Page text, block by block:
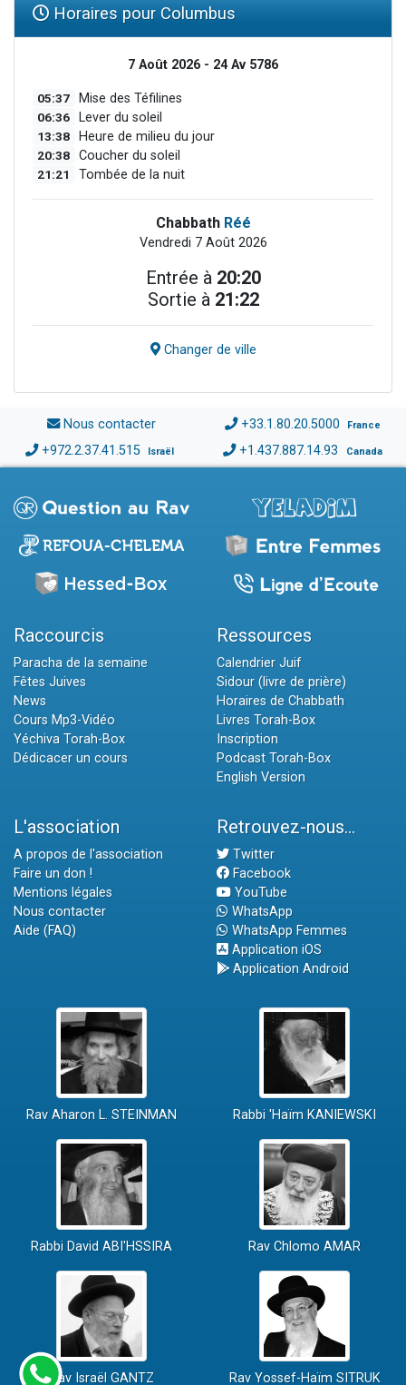
Horaires pour Columbus
7 Août 2026 - 24 Av 5786
05:37 Mise des Téfilines
06:36 Lever du soleil
13:38 Heure de milieu du jour
20:38 Coucher du soleil
21:21 Tombée de la nuit
Chabbath Réé
Vendredi 7 Août 2026
Entrée à 20:20
Sortie à 21:22
Changer de ville
Nous contacter +33.1.80.20.5000 France
+972.2.37.41.515 Israël +1.437.887.14.93 Canada
Raccourcis
Paracha de la semaine
Fêtes Juives
News
Cours Mp3-Vidéo
Yéchiva Torah-Box
Dédicacer un cours
Ressources
Calendrier Juif
Sidour (livre de prière)
Horaires de Chabbath
Livres Torah-Box
Inscription
Podcast Torah-Box
English Version
L'association
A propos de l'association
Faire un don !
Mentions légales
Nous contacter
Aide (FAQ)
Retrouvez-nous...
Twitter
Facebook
YouTube
WhatsApp
WhatsApp Femmes
Application iOS
Application Android
Rav Aharon L. STEINMAN Rabbi 'Haïm KANIEWSKI
Rabbi David ABI'HSSIRA Rav Chlomo AMAR
Rav Israël GANTZ Rav Yossef-Haïm SITRUK